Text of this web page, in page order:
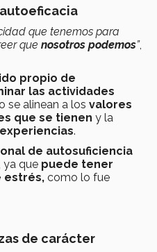
que tenemos para
que nosotros podemos”,
propio de
las actividades
se alinean a los valores
que se tienen y la
.
de autosuficiencia
ya que puede tener
estrés, como lo fue
de carácter